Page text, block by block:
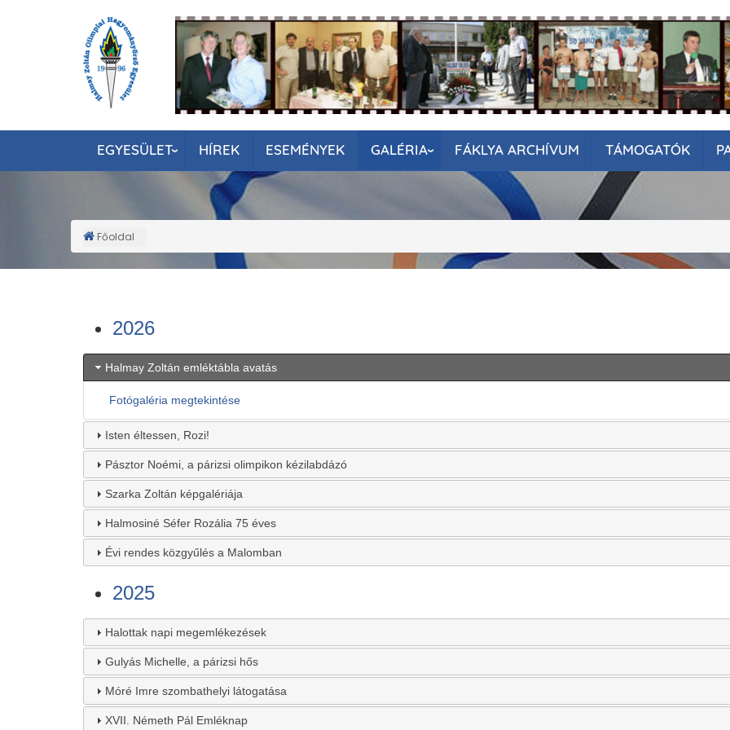
EGYESÜLET HÍREK ESEMÉNYEK GALÉRIA FÁKLYA ARCHÍVUM TÁMOGATÓK
Morzsa
Főoldal
2026
Halmay Zoltán emléktábla avatás
Fotógaléria megtekintése
Isten éltessen, Rozi!
Pásztor Noémi, a párizsi olimpikon kézilabdázó
Szarka Zoltán képgalériája
Halmosiné Séfer Rozália 75 éves
Évi rendes közgyűlés a Malomban
2025
Halottak napi megemlékezések
Gulyás Michelle, a párizsi hős
Móré Imre szombathelyi látogatása
XVII. Németh Pál Emléknap